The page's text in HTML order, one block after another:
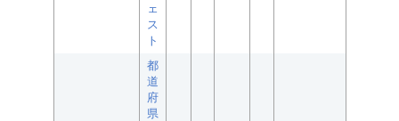
ェ
ス
ト
都
道
府
県